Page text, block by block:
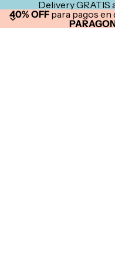
Delivery GRATIS
40% OFF para pagos